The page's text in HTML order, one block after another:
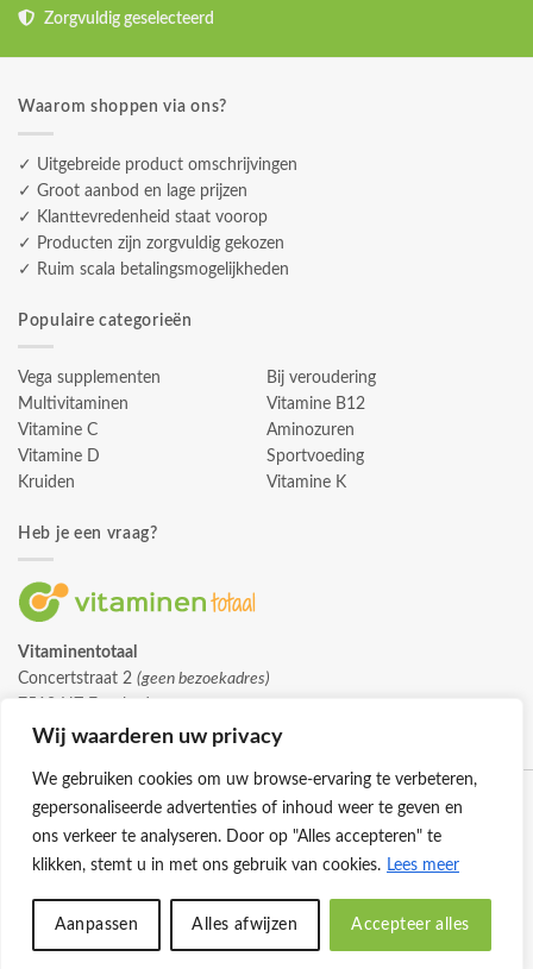
Wij waarderen uw privacy
We gebruiken cookies om uw browse-ervaring te verbeteren,
gepersonaliseerde advertenties of inhoud weer te geven en
ons verkeer te analyseren. Door op "Alles accepteren" te
klikken, stemt u in met ons gebruik van cookies. Lees meer
Aanpassen Alles afwijzen Accepteer alles
Zorgvuldig geselecteerd
Waarom shoppen via ons?
✓ Uitgebreide product omschrijvingen
✓ Groot aanbod en lage prijzen
✓ Klanttevredenheid staat voorop
✓ Producten zijn zorgvuldig gekozen
✓ Ruim scala betalingsmogelijkheden
Populaire categorieën
Vega supplementen
Multivitaminen
Vitamine C
Vitamine D
Kruiden
Bij veroudering
Vitamine B12
Aminozuren
Sportvoeding
Vitamine K
Heb je een vraag?
Vitaminentotaal
Concertstraat 2 (geen bezoekadres)
info@vitaminentotaal.nl
© 2026 -Vitaminentotaal.nl